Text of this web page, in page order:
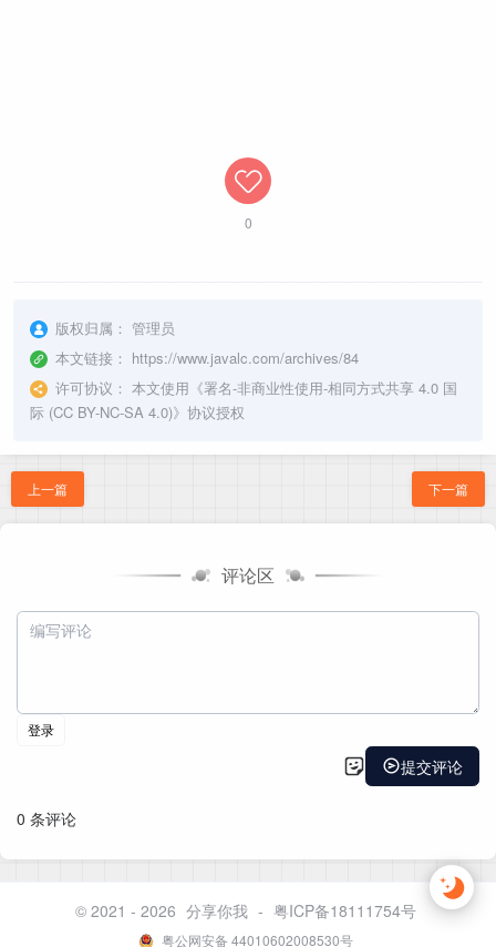
0
版权归属： 管理员
本文链接： https://www.javalc.com/archives/84
许可协议： 本文使用《署名-非商业性使用-相同方式共享 4.0 国
际 (CC BY-NC-SA 4.0)》协议授权
上一篇 下一篇
评论区
© 2021 - 2026 分享你我 - 粤ICP备18111754号
粤公网安备 44010602008530号